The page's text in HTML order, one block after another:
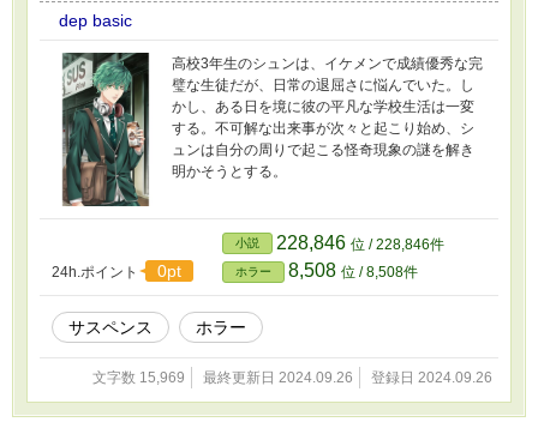
dep basic
高校3年生のシュンは、イケメンで成績優秀な完
璧な生徒だが、日常の退屈さに悩んでいた。し
かし、ある日を境に彼の平凡な学校生活は一変
する。不可解な出来事が次々と起こり始め、シ
ュンは自分の周りで起こる怪奇現象の謎を解き
明かそうとする。
24h.ポイント 0pt
小説 228,846 位 / 228,846件
ホラー 8,508 位 / 8,508件
サスペンス ホラー
文字数 15,969 最終更新日 2024.09.26 登録日 2024.09.26